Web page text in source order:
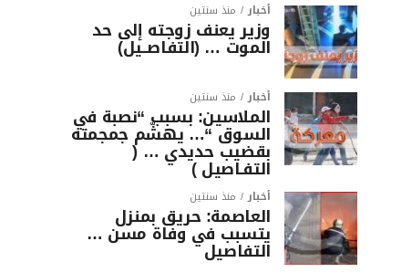
أخبار منذ سنتين
وزير يعنف زوجته إلى حد
الموت … (التفاصــيل)
أخبار منذ سنتين
الملاسين: بسبب “نصبة في
السوق “… يهشّم جمجمته
بقضيب حديدي … (
التفـاصيل )
أخبار منذ سنتين
العاصمة: حريق بمنزل
يتسبب في وفاة مسن …
التفاصيل